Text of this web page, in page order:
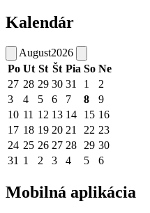
Kalendár
August2026
Po Ut St Št Pia So Ne
27 28 29 30 31 1
2
3
4 5 6 7 8
9
10 11 12 13 14 15 16
17 18 19 20 21 22 23
24 25 26 27 28 29 30
31 1 2 3 4 5 6
Mobilná aplikácia